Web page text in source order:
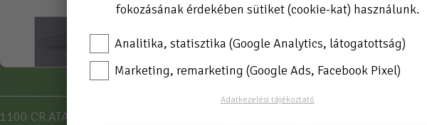
1100 CR ATALANTIC WC ÜLŐKE
fokozásának érdekében sütiket (cookie-kat) használunk.
Analitika, statisztika (Google Analytics, látogatottság)
Marketing, remarketing (Google Ads, Facebook Pixel)
Adatkezelési tájékoztató